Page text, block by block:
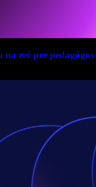
na reč pre pedagógov